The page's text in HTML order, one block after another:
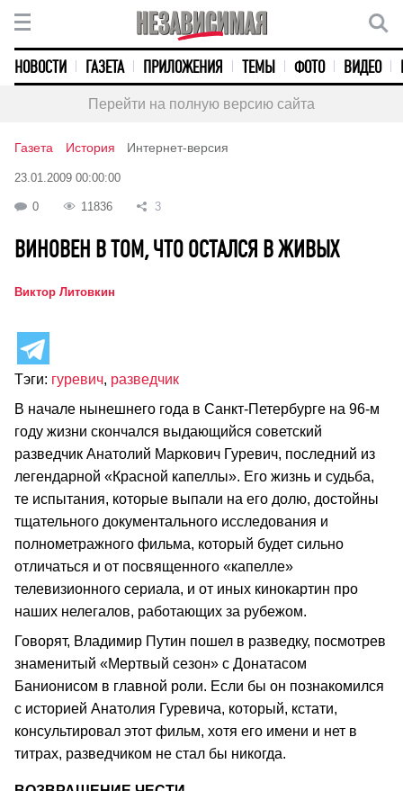
НОВОСТИ ГАЗЕТА ПРИЛОЖЕНИЯ ТЕМЫ ФОТО ВИДЕО
Перейти на полную версию сайта
Газета История Интернет-версия
23.01.2009 00:00:00
0 11836 3
ВИНОВЕН В ТОМ, ЧТО ОСТАЛСЯ В ЖИВЫХ
Виктор Литовкин
Тэги: гуревич, разведчик
В начале нынешнего года в Санкт-Петербурге на 96-м
году жизни скончался выдающийся советский
разведчик Анатолий Маркович Гуревич, последний из
легендарной «Красной капеллы». Его жизнь и судьба,
те испытания, которые выпали на его долю, достойны
тщательного документального исследования и
полнометражного фильма, который будет сильно
отличаться и от посвященного «капелле»
телевизионного сериала, и от иных кинокартин про
наших нелегалов, работающих за рубежом.
Говорят, Владимир Путин пошел в разведку, посмотрев
знаменитый «Мертвый сезон» с Донатасом
Банионисом в главной роли. Если бы он познакомился
с историей Анатолия Гуревича, который, кстати,
консультировал этот фильм, хотя его имени и нет в
титрах, разведчиком не стал бы никогда.